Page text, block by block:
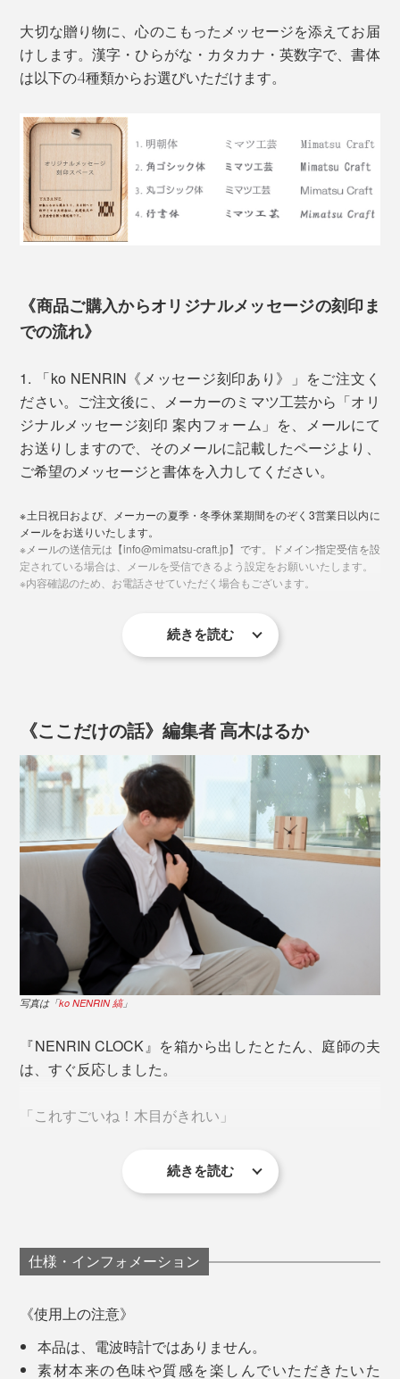
杉本来の色合いである、赤い芯材と白い辺材のグラデー
ションを、職人たちが、巧みに組み上げた模様は、なん
とも美しい。
「ko NENRIN」の模様は、古来から縁起がいいとされ
る「吉祥文様」。「波紋」と「縞」の2種類です。
贈る相手を想って、模様にこめられた願いから選べま
す。
「波」がモチーフ。「いつまでも穏やかな暮しが続くよ
うに」という願いが込められた、古来からの吉祥文様
写真は「ko NENRIN 波紋」
現代なら、還暦や米寿、金婚式や結婚のお祝い、定年退
ご希望の方には、時計裏側のプレートに、無料で60字ま
す（メッセージのお申込み方法は、商品説明下部の《オ
「これからも二人なかよく長生きしてね」
人生を送ってください」
「創立100周年 株式会社〇〇〇 令和6年1月吉日」
ミマツ工芸の2代目社長、實松英樹（さねまつ・ひでき）さん
「家具のパーツは売れていたけれど、私たちは、タンス
やテーブルを買ったお客さんの顔を知りません。
をつくっているかを知りません。それがずっと普通でし
た。
でも、やっぱり、自分たちの仕事を、まわりに知っても
らいたいし、買ってくれた人の顔や声を知りたい」
その思いから、自社でのものづくりをスタート。1998
「年輪時計」から20年後にできた「ko NENRIN」
木工商品をつくり出していった實松さんでしたが、
ーから問われて、衝撃を受けました。
なぜ、日本の木でつくらないの？
日本には、木がないの？
している外材を使うことが当たり前でした。
でも、なぜ、わざわざアメリカの木を輸入して、日本で
つくった製品を、パリへ持ってきているのか。
大切な贈り物に、心のこもったメッセージを添えてお届
けします。漢字・ひらがな・カタカナ・英数字で、書体
は以下の4種類からお選びいただけます。
《商品ご購入からオリジナルメッセージの刻印ま
での流れ》
1. 「ko NENRIN《メッセージ刻印あり》」をご注文く
ださい。ご注文後に、メーカーのミマツ工芸から「オリ
ジナルメッセージ刻印 案内フォーム」を、メールにて
お送りしますので、そのメールに記載したページより、
ご希望のメッセージと書体を入力してください。
※土日祝日および、メーカーの夏季・冬季休業期間をのぞく3営業日以内に
メールをお送りいたします。
※メールの送信元は【info@mimatsu-craft.jp】です。ドメイン指定受信を設
定されている場合は、メールを受信できるよう設定をお願いいたします。
※内容確認のため、お電話させていただく場合もございます。
い。文字・レイアウトは修正も可能です。ただ、レイア
ウト確定後はキャンセル・変更はできません。
3. レイアウト確定後、製作に入ります。発送までの目安
は、約2週間ですが、正式なお届け日時は、メールにて
お知らせ致します。
続きを読む
《ここだけの話》編集者 高木はるか
写真は「ko NENRIN 縞」
『NENRIN CLOCK』を箱から出したとたん、庭師の夫
は、すぐ反応しました。
「これすごいね！木目がきれい」
「どうやってつくるんだろう。こんな模様、見たことな
仕事で、木製の柵をつくったりしている夫から、木工の
むずかしさは、よく聞きますが、国産材をそろえるだけ
さらに、木目から、ほかにはない、寄せ木の模様を組み
上げるなんて、途方もない技術です。
続きを読む
仕様・インフォメーション
《使用上の注意》
本品は、電波時計ではありません。
素材本来の色味や質感を楽しんでいただきたいた